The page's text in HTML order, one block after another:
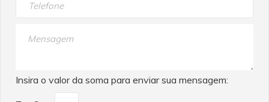
Insira o valor da soma para enviar sua mensagem: